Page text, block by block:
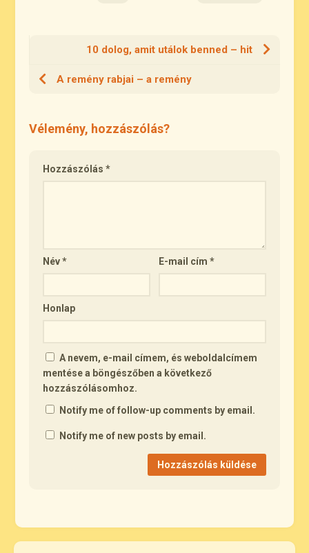
10 dolog, amit utálok benned – hit
A remény rabjai – a remény
Vélemény, hozzászólás?
Hozzászólás*
Név* E-mail cím*
Honlap
A nevem, e-mail címem, és weboldalcímem
mentése a böngészőben a következő
hozzászólásomhoz.
Notify me of follow-up comments by email.
Notify me of new posts by email.